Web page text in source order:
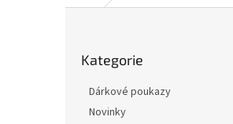
kategorie
Kategorie
Dárkové poukazy
Novinky